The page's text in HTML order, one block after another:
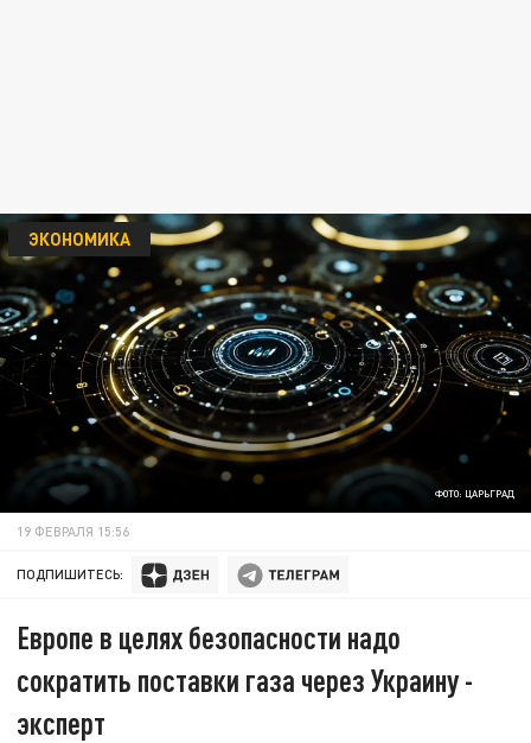
ФОТО: ЦАРЬГРАД
ЭКОНОМИКА
19 ФЕВРАЛЯ 15:56
ПОДПИШИТЕСЬ:
Европе в целях безопасности надо
сократить поставки газа через Украину -
эксперт